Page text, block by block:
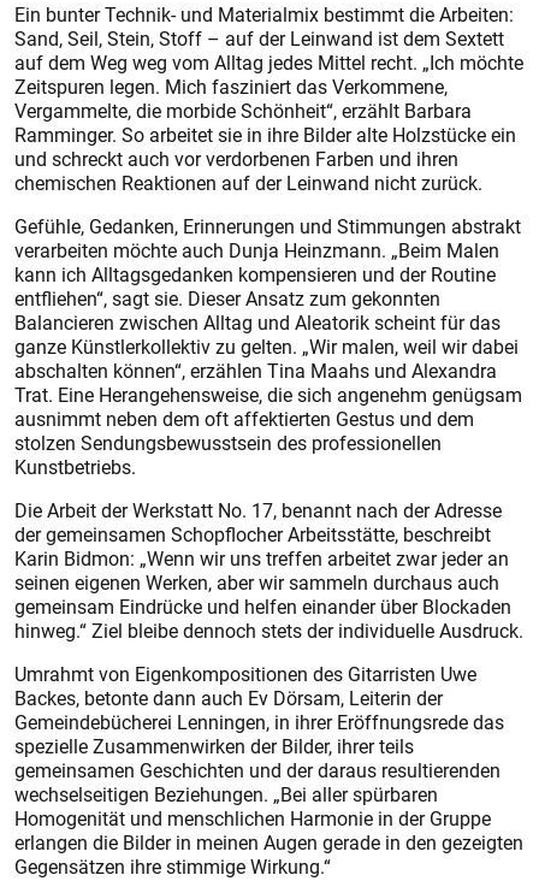
Ein bunter Technik- und Materialmix bestimmt die Arbeiten:
Sand, Seil, Stein, Stoff – auf der Leinwand ist dem Sextett
auf dem Weg weg vom Alltag jedes Mittel recht. „Ich möchte
Zeitspuren legen. Mich fasziniert das Verkommene,
Vergammelte, die morbide Schönheit“, erzählt Barbara
Ramminger. So arbeitet sie in ihre Bilder alte Holzstücke ein
und schreckt auch vor verdorbenen Farben und ihren
chemischen Reaktionen auf der Leinwand nicht zurück.
Gefühle, Gedanken, Erinnerungen und Stimmungen abstrakt
verarbeiten möchte auch Dunja Heinzmann. „Beim Malen
kann ich Alltagsgedanken kompensieren und der Routine
entfliehen“, sagt sie. Dieser Ansatz zum gekonnten
Balancieren zwischen Alltag und Aleatorik scheint für das
ganze Künstlerkollektiv zu gelten. „Wir malen, weil wir dabei
abschalten können“, erzählen Tina Maahs und Alexandra
Trat. Eine Herangehensweise, die sich angenehm genügsam
ausnimmt neben dem oft affektierten Gestus und dem
stolzen Sendungsbewusstsein des professionellen
Kunstbetriebs.
Die Arbeit der Werkstatt No. 17, benannt nach der Adresse
der gemeinsamen Schopflocher Arbeitsstätte, beschreibt
Karin Bidmon: „Wenn wir uns treffen arbeitet zwar jeder an
seinen eigenen Werken, aber wir sammeln durchaus auch
gemeinsam Eindrücke und helfen einander über Blockaden
hinweg.“ Ziel bleibe dennoch stets der individuelle Ausdruck.
Umrahmt von Eigenkompositionen des Gitarristen Uwe
Backes, betonte dann auch Ev Dörsam, Leiterin der
Gemeindebücherei Lenningen, in ihrer Eröffnungsrede das
spezielle Zusammenwirken der Bilder, ihrer teils
gemeinsamen Geschichten und der daraus resultierenden
wechselseitigen Beziehungen. „Bei aller spürbaren
Homogenität und menschlichen Harmonie in der Gruppe
erlangen die Bilder in meinen Augen gerade in den gezeigten
Gegensätzen ihre stimmige Wirkung.“